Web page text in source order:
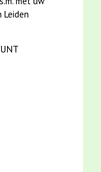
Leiden